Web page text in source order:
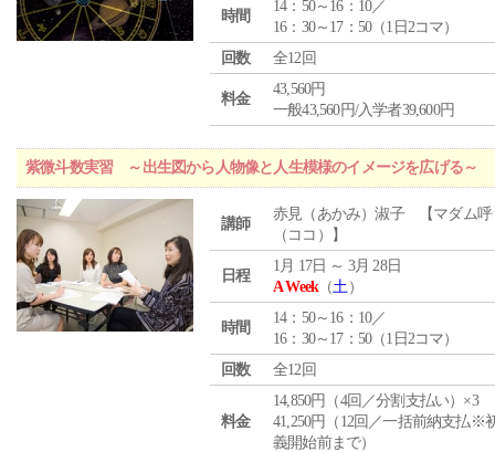
時間
14：50～16：10／
16：30～17：50（1日2コマ）
回数
全12回
料金
43,560円
一般43,560円/入学者39,600円
紫微斗数実習 ～出生図から人物像と人生模様のイメージを広げる～
講師
赤見（あかみ）淑子 【マダム呼
（ココ）】
日程
1月 17日 ～ 3月 28日
A Week（土）
時間
14：50～16：10／
16：30～17：50（1日2コマ）
回数
全12回
料金
14,850円（4回／分割支払い）×3
41,250円（12回／一括前納支払※
義開始前まで）